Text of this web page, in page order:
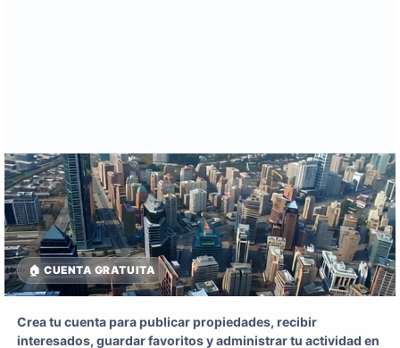
🏠 CUENTA GRATUITA
Crea tu cuenta para publicar propiedades, recibir
interesados, guardar favoritos y administrar tu actividad en